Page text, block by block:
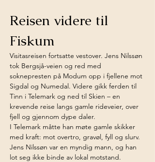
Reisen videre til
Fiskum
Visitasreisen fortsatte vestover. Jens Nilssøn
tok Bergsjå-veien og red med
soknepresten på Modum opp i fjellene mot
Sigdal og Numedal. Videre gikk ferden til
Tinn i Telemark og ned til Skien – en
krevende reise langs gamle rideveier, over
fjell og gjennom dype daler.
I Telemark måtte han møte gamle skikker
med kraft: mot overtro, gravøl, fyll og slurv.
Jens Nilssøn var en myndig mann, og han
lot seg ikke binde av lokal motstand.